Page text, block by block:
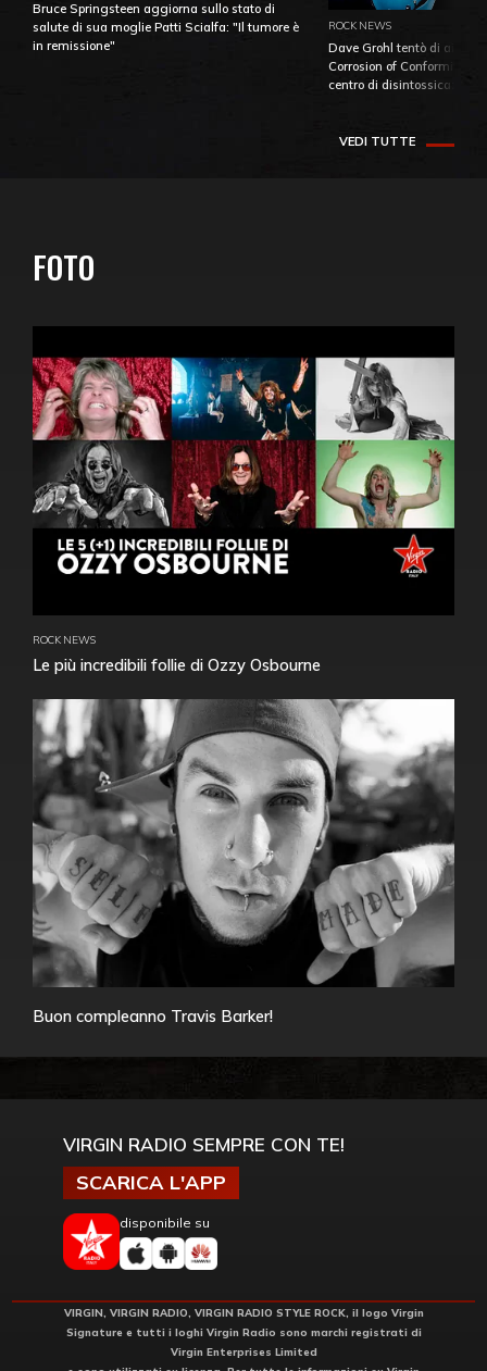
Bruce Springsteen aggiorna sullo stato di
salute di sua moglie Patti Scialfa: "Il tumore è
in remissione"
ROCK NEWS
Dave Grohl tentò di
Corrosion of Conformity
centro di
VEDI TUTTE
FOTO
ROCK NEWS
Le più incredibili follie di Ozzy Osbourne
Buon compleanno Travis Barker!
VIRGIN RADIO SEMPRE CON TE!
SCARICA L'APP
disponibile su
VIRGIN, VIRGIN RADIO, VIRGIN RADIO STYLE ROCK, il logo Virgin
Signature e tutti i loghi Virgin Radio sono marchi registrati di
Virgin Enterprises Limited